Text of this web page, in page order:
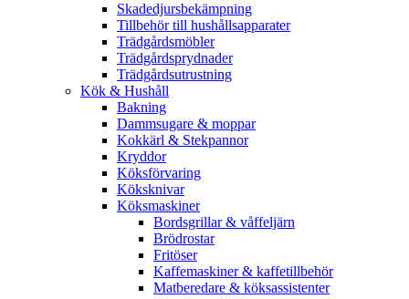
Skadedjursbekämpning
Tillbehör till hushållsapparater
Trädgårdsmöbler
Trädgårdsprydnader
Trädgårdsutrustning
Kök & Hushåll
Bakning
Dammsugare & moppar
Kokkärl & Stekpannor
Kryddor
Köksförvaring
Köksknivar
Köksmaskiner
Bordsgrillar & våffeljärn
Brödrostar
Fritöser
Kaffemaskiner & kaffetillbehör
Matberedare & köksassistenter